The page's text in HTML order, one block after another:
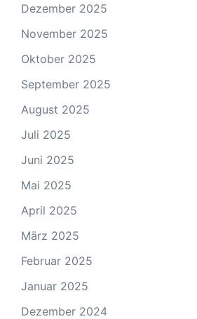
Dezember 2025
November 2025
Oktober 2025
September 2025
August 2025
Juli 2025
Juni 2025
Mai 2025
April 2025
März 2025
Februar 2025
Januar 2025
Dezember 2024